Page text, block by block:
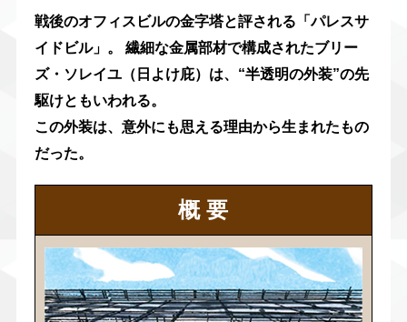
戦後のオフィスビルの金字塔と評される「パレスサ
イドビル」。 繊細な金属部材で構成されたブリー
ズ・ソレイユ（日よけ庇）は、“半透明の外装”の先
駆けともいわれる。
この外装は、意外にも思える理由から生まれたもの
だった。
概 要